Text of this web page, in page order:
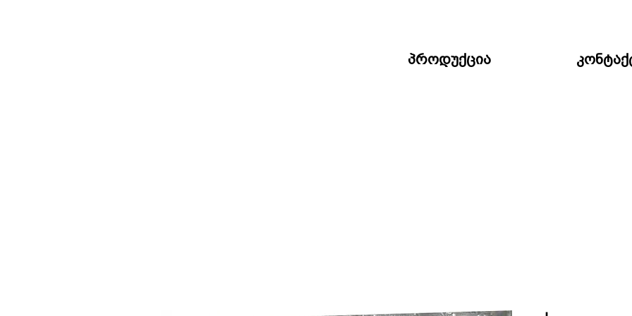
პროდუქცია